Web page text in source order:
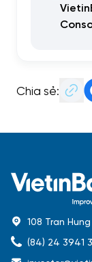
Chia sẻ:
108 Tran
(84) 24 3941